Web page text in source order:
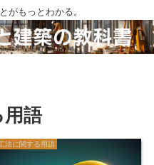
がもっとわかる。
用語
法に関する用語